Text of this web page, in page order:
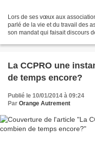
Lors de ses vœux aux
parlé de la vie et du travail des
son mandat qui faisait discours
La CCPRO une
de temps encore?
Publié le 10/01/2014 à 09:24
Par Orange Autrement